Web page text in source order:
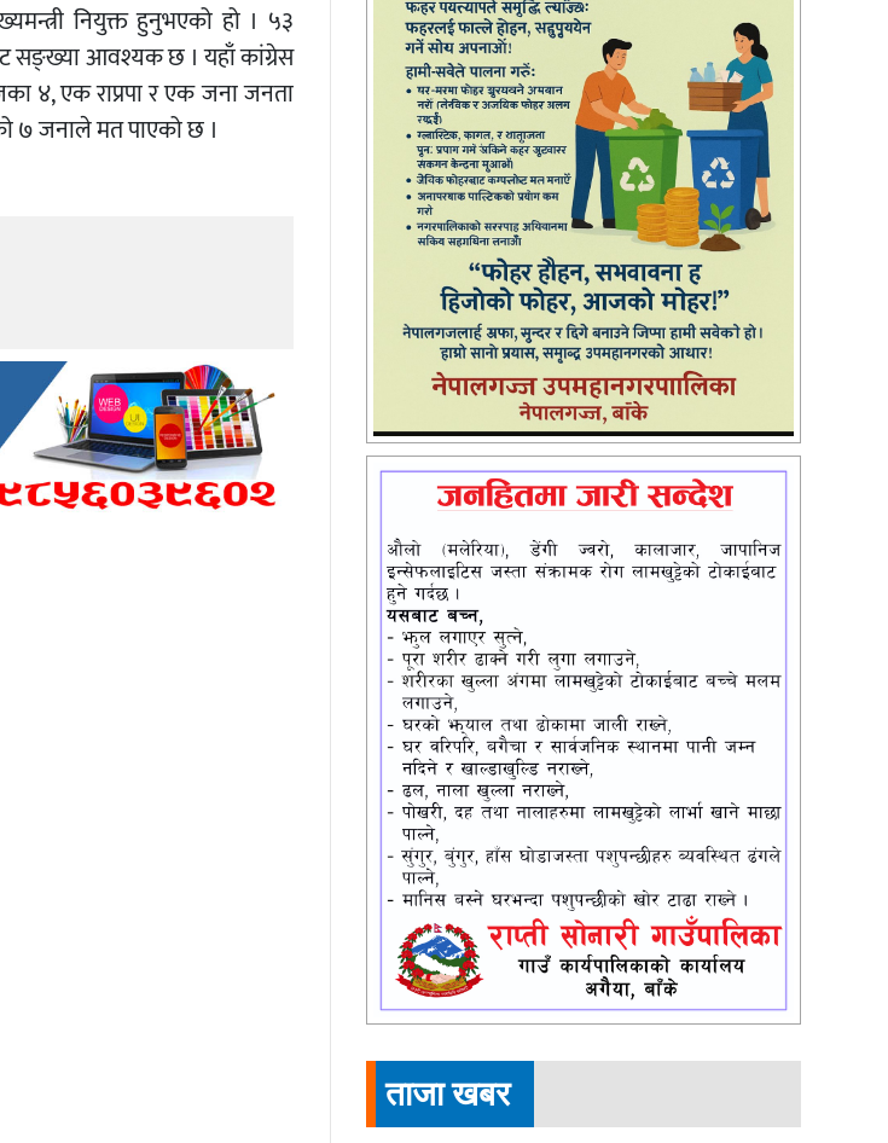
नियुक्त हुनुभएको हो । ५३
सङ्ख्या आवश्यक छ । यहाँ कांग्रेस
४, एक राप्रपा र एक जना जनता
७ जनाले मत पाएको छ ।
ताजा खबर